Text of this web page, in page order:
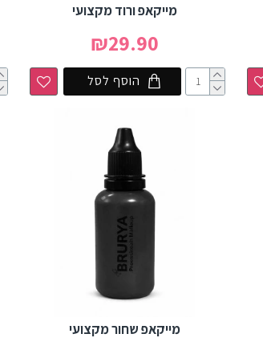
מייקאפ ורוד מקצועי
₪29.90
הוסף לסל
מייקאפ שחור מקצועי